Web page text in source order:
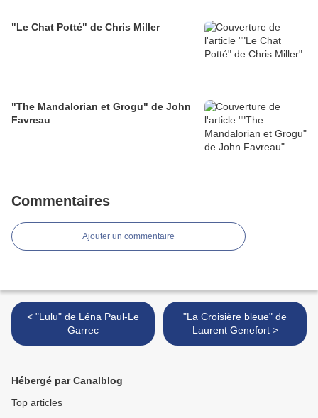
"Le Chat Potté" de Chris Miller
"The Mandalorian et Grogu" de John
Favreau
Commentaires
Ajouter un commentaire
< "Lulu" de Léna Paul-Le
Garrec
"La Croisière bleue" de
Laurent Genefort >
Hébergé par Canalblog
Top articles